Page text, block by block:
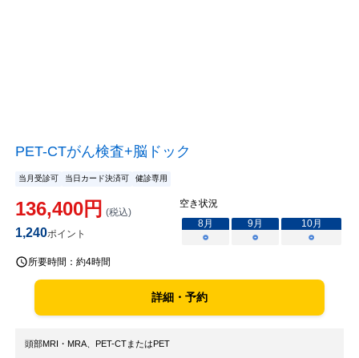
PET-CTがん検査+脳ドック
当月受診可 当日カード決済可 健診専用
136,400円 (税込)
1,240ポイント
空き状況
8月 9月 10月
○
○ ○
所要時間： 約4時間
詳細・予約
頭部MRI・MRA、PET-CTまたはPET